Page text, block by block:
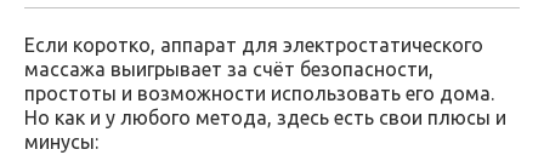
Если коротко, аппарат для электростатического
массажа выигрывает за счёт безопасности,
простоты и возможности использовать его дома.
Но как и у любого метода, здесь есть свои плюсы и
минусы: